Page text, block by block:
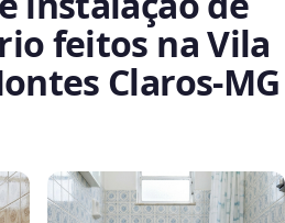
feitos na Vila
Claros‑MG